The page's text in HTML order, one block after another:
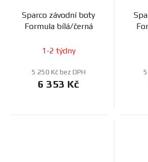
Sparco závodní boty
Formula bílá/černá
1-2 týdny
5 250 Kč bez DPH
6 353 Kč